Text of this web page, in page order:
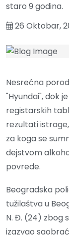
staro 9 godina.
26 Oktobar,
Nesrećna
"Hyundai", dok
registarskih
rezultati
za koga se
dejstvom
povrede.
Beogradska
tužilaštva u
N. Đ. (24) zbog
izazvao